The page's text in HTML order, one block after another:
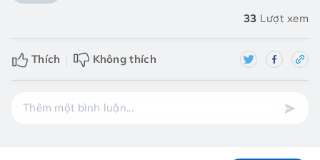
33 Lượt xem
Thích Không thích